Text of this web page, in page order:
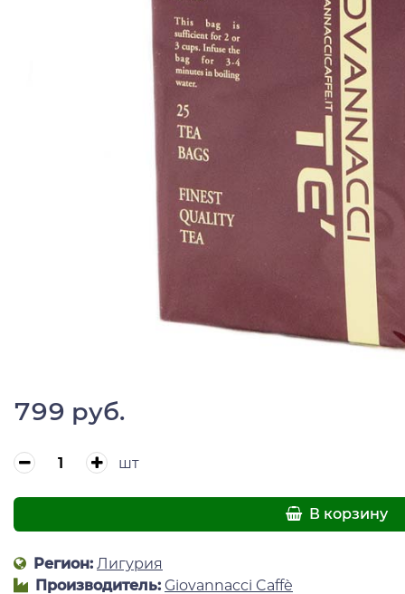
799 руб.
шт
В корзину
Регион: Лигурия
Производитель: Giovannacci Caffè